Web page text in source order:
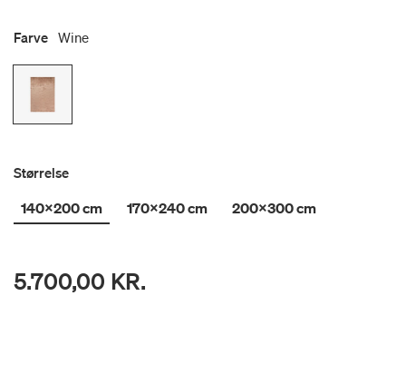
Farve Wine
Størrelse
140x200 cm
170x240 cm 200x300 cm
5.700,00 KR.